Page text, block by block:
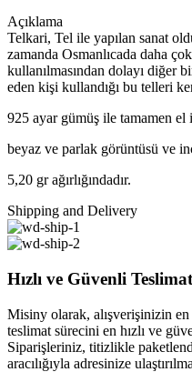
Açıklama
Telkari, Tel ile yapılan sanat
zamanda Osmanlıcada daha
kullanılmasından dolayı diğer
eden kişi kullandığı bu telleri
925 ayar gümüş ile tamamen
beyaz ve parlak görüntüsü ve
5,20 gr ağırlığındadır.
Shipping and Delivery
Hızlı ve Güvenli Teslimat
Misiny olarak, alışverişinizin
teslimat sürecini en hızlı ve
Siparişleriniz, titizlikle
aracılığıyla adresinize